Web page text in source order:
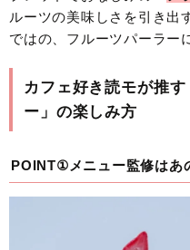
ルーツの美味しさを引き出
ではの、フルーツパーラー
カフェ好き読モが推
ー」の楽しみ方
POINT①メニュー監修はあ